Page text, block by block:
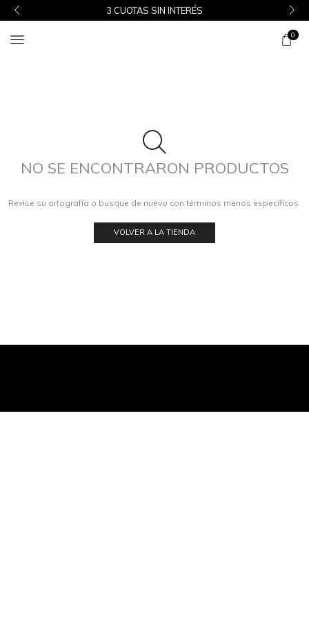
3 CUOTAS SIN INTERÉS
0
NO SE ENCONTRARON PRODUCTOS
Revise su ortografía o busque de nuevo con términos menos específicos.
VOLVER A LA TIENDA